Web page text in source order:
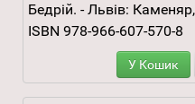
Бедрій. - Львів:
ISBN 978-966-607-570-8
У Кошик